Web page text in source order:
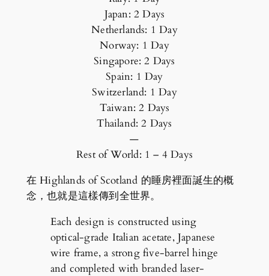
Japan: 2 Days
Netherlands: 1 Day
Norway: 1 Day
Singapore: 2 Days
Spain: 1 Day
Switzerland: 1 Day
Taiwan: 2 Days
Thailand: 2 Days
—
Rest of World: 1 – 4 Days
在 Highlands of Scotland 的睡房裡面誕生的概
念，也就是這樣傳到全世界。
Each design is constructed using
optical-grade Italian acetate, Japanese
wire frame, a strong five-barrel hinge
and completed with branded laser-